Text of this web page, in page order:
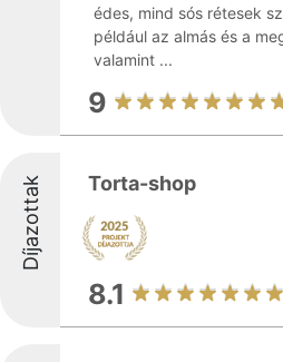
édes, mind sós rétesek
például az almás és a
valamint ...
9
Díjazottak Torta-shop
8.1